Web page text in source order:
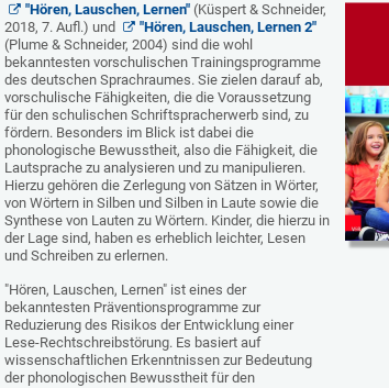
"Hören, Lauschen, Lernen" (Küspert & Schneider,
2018, 7. Aufl.) und
"Hören, Lauschen, Lernen 2"
(Plume & Schneider, 2004) sind die wohl
bekanntesten vorschulischen Trainingsprogramme
des deutschen Sprachraumes. Sie zielen darauf ab,
vorschulische Fähigkeiten, die die Voraussetzung
für den schulischen Schriftspracherwerb sind, zu
fördern. Besonders im Blick ist dabei die
phonologische Bewusstheit, also die Fähigkeit, die
Lautsprache zu analysieren und zu manipulieren.
Hierzu gehören die Zerlegung von Sätzen in Wörter,
von Wörtern in Silben und Silben in Laute sowie die
Synthese von Lauten zu Wörtern. Kinder, die hierzu in
der Lage sind, haben es erheblich leichter, Lesen
und Schreiben zu erlernen.
"Hören, Lauschen, Lernen" ist eines der
bekanntesten Präventionsprogramme zur
Reduzierung des Risikos der Entwicklung einer
Lese-Rechtschreibstörung. Es basiert auf
wissenschaftlichen Erkenntnissen zur Bedeutung
der phonologischen Bewusstheit für den